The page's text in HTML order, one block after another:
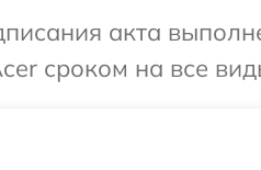
акта
сроком на все